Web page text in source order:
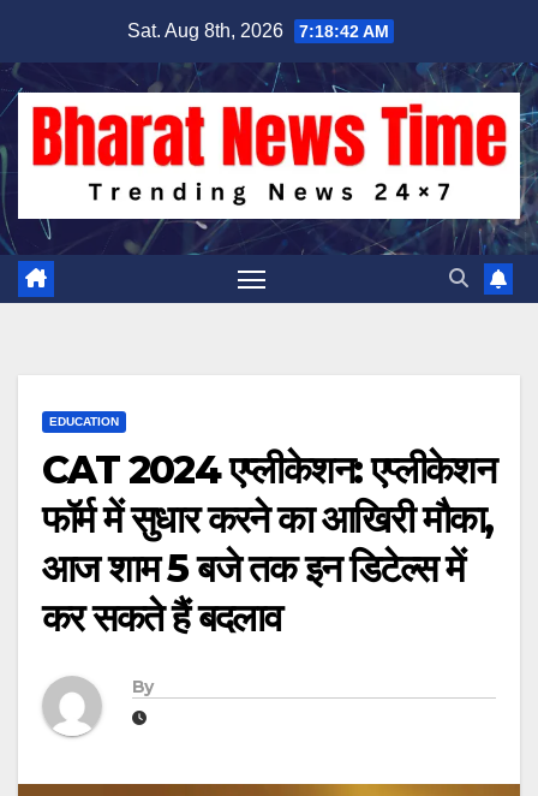
content
Sat. Aug 8th, 2026 7:18:43 AM
EDUCATION
CAT 2024 एप्लीकेशन: एप्लीकेशन
फॉर्म में सुधार करने का आखिरी मौका,
आज शाम 5 बजे तक इन डिटेल्स में
कर सकते हैं बदलाव
By